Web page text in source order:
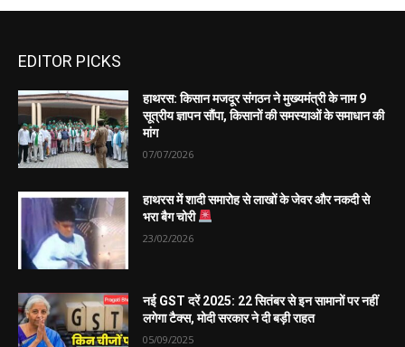
EDITOR PICKS
हाथरस: किसान मजदूर संगठन ने मुख्यमंत्री के नाम 9
सूत्रीय ज्ञापन सौंपा, किसानों की समस्याओं के समाधान की
मांग
07/07/2026
हाथरस में शादी समारोह से लाखों के जेवर और नकदी से
भरा बैग चोरी
23/02/2026
नई GST दरें 2025: 22 सितंबर से इन सामानों पर नहीं
लगेगा टैक्स, मोदी सरकार ने दी बड़ी राहत
05/09/2025